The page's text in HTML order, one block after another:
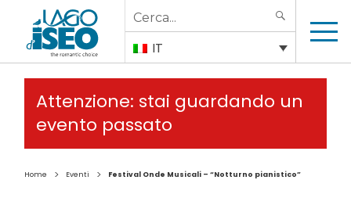
Search
for:
IT
Attenzione: stai guardando un
evento passato
Home > Eventi > Festival Onde Musicali – “Notturno pianistico”